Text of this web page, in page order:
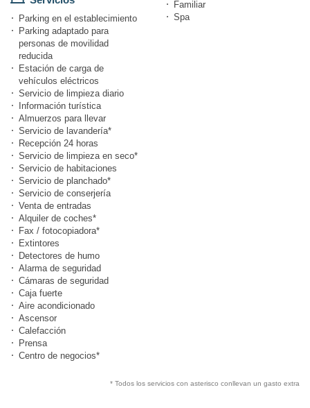
Parking en el establecimiento
Parking adaptado para
personas de movilidad
reducida
Estación de carga de
vehículos eléctricos
Servicio de limpieza diario
Información turística
Almuerzos para llevar
Servicio de lavandería*
Recepción 24 horas
Servicio de limpieza en seco*
Servicio de habitaciones
Servicio de planchado*
Servicio de conserjería
Venta de entradas
Alquiler de coches*
Fax / fotocopiadora*
Extintores
Detectores de humo
Alarma de seguridad
Cámaras de seguridad
Caja fuerte
Aire acondicionado
Ascensor
Calefacción
Prensa
Centro de negocios*
Familiar
Spa
* Todos los servicios con asterisco conllevan un gasto extra